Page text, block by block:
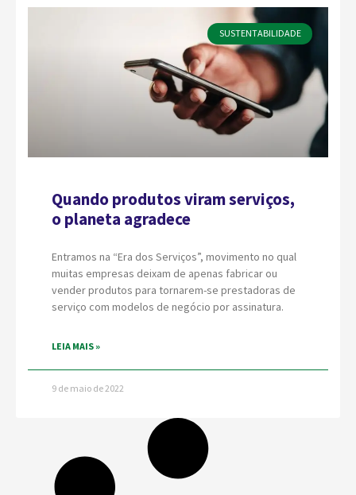
SUSTENTABILIDADE
Quando produtos viram serviços,
o planeta agradece
Entramos na “Era dos Serviços”, movimento no qual
muitas empresas deixam de apenas fabricar ou
vender produtos para tornarem-se prestadoras de
serviço com modelos de negócio por assinatura.
LEIA MAIS »
9 de maio de 2022